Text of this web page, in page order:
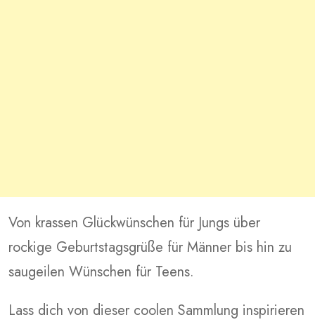
Von krassen Glückwünschen für Jungs über
rockige Geburtstagsgrüße für Männer bis hin zu
saugeilen Wünschen für Teens.
Lass dich von dieser coolen Sammlung inspirieren